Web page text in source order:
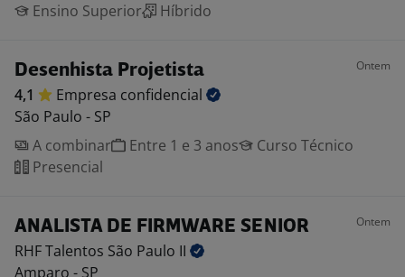
Ensino Superior
Híbrido
Desenhista Projetista Ontem
4,1 Empresa confidencial
São Paulo - SP
A combinar
Entre 1 e 3 anos
Curso Técnico
Presencial
ANALISTA DE FIRMWARE SENIOR Ontem
RHF Talentos São Paulo II
Amparo - SP